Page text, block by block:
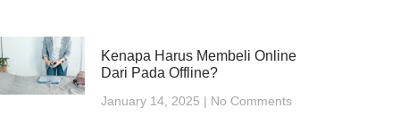
Kenapa Harus Membeli Online
Dari Pada Offline?
January 14, 2025 No Comments